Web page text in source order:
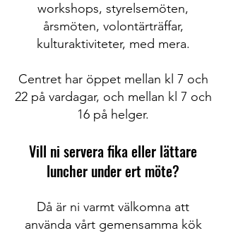
workshops, styrelsemöten,
årsmöten, volontärträffar,
kulturaktiviteter, med mera.
Centret har öppet mellan kl 7 och
22 på vardagar, och mellan kl 7 och
16 på helger.
Vill ni servera fika eller lättare
luncher under ert möte?
Då är ni varmt välkomna att
använda vårt gemensamma kök